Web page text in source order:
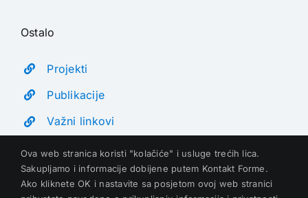
Ostalo
Projekti
Publikacije
Važni linkovi
Ova web stranica koristi "kolačiće" i usluge trećih lica.
Sakupljamo i informacije dobijene putem Kontakt Forme.
Ako kliknete OK i nastavite sa posjetom ovoj web stranici